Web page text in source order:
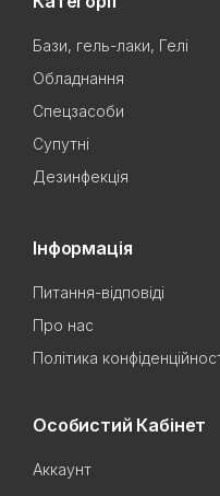
Бази, гель-лаки, Гелі
Обладнання
Спецзасоби
Супутні
Дезинфекція
Інформація
Питання-відповіді
Про нас
Політика
Особистий Кабінет
Аккаунт